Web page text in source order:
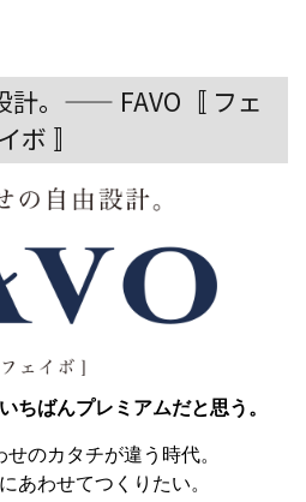
計。—— FAVO〚 フェ
イボ 〛
ちばんプレミアムだと思う。
のカタチが違う時代。
あわせてつくりたい。